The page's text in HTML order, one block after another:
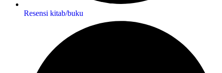
Resensi kitab/buku